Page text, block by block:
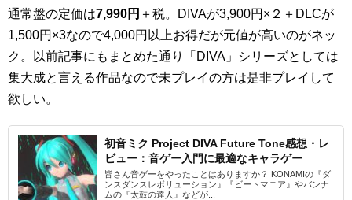
通常盤の定価は7,990円 ＋税。DIVAが3,900円×２＋DLCが
1,500円×3なので4,000円以上お得だが元値が高いのがネッ
ク。以前記事にもまとめた通り「DIVA」シリーズとしては
集大成と言える作品なので未プレイの方は是非プレイして
欲しい。
初音ミク Project DIVA Future Tone感想・レ
ビュー：音ゲー入門に最適なキャラゲー
皆さん音ゲーをやったことはありますか？ KONAMIの『ダ
ンスダンスレボリューション』『ビートマニア』やバンナ
ムの『太鼓の達人』などが...